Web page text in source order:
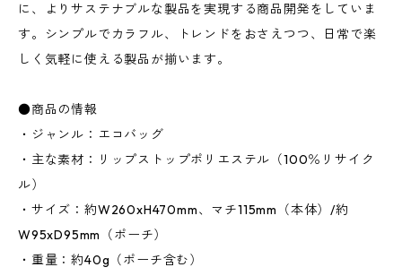
に、よりサステナブルな製品を実現する商品開発をしていま
す。シンプルでカラフル、トレンドをおさえつつ、日常で楽
しく気軽に使える製品が揃います。
●商品の情報
・ジャンル：エコバッグ
・主な素材：リップストップポリエステル（100％リサイク
ル）
・サイズ：約W260xH470mm、マチ115mm（本体）/約
W95xD95mm（ポーチ）
・重量：約40g（ポーチ含む）